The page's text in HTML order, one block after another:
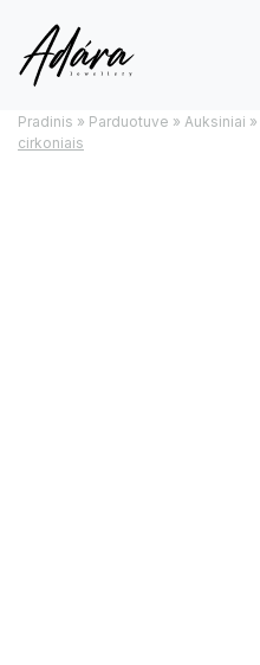
Pradinis » Parduotuve » Auksiniai »
cirkoniais